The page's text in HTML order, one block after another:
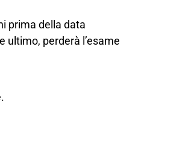
prima della data
ultimo, perderà l’esame
.